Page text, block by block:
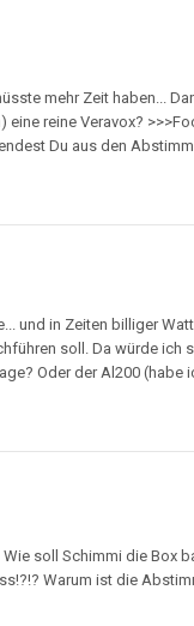
mehr Zeit haben...
reine Veravox?
Du aus den
und in Zeiten billiger
soll. Da würde ich
Oder der Al200 (habe
soll Schimmi die Box
Warum ist die